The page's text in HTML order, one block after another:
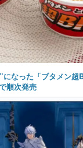
になった「ブタメン
順次発売